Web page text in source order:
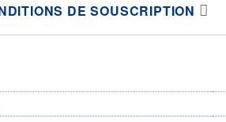
DE SOUSCRIPTION